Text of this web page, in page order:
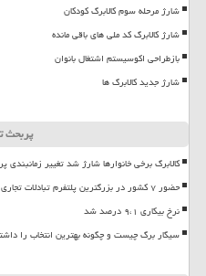
شارژ مرحله سوم کالابرگ کودکان
شارژ کالابرگ کد ملی های باقی مانده
بازطراحی اکوسیستم اشتغال بانوان
شارژ جدید کالابرگ ها
پربحث
کالابرگ برخی خانوارها شارژ شد تغییر
حضور ۷ کشور در بزرگترین پلتفرم تبادلات تجاری حوزه ساخت وساز
نرخ بیکاری ۹،۱ درصد شد
سیگار برگ چیست و چگونه بهترین انتخاب را